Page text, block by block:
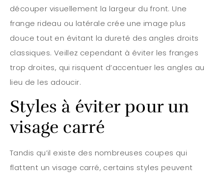
découper visuellement la largeur du front. Une
frange rideau ou latérale crée une image plus
douce tout en évitant la dureté des angles droits
classiques. Veillez cependant à éviter les franges
trop droites, qui risquent d’accentuer les angles au
lieu de les adoucir.
Styles à éviter pour un
visage carré
Tandis qu’il existe des nombreuses coupes qui
flattent un visage carré, certains styles peuvent